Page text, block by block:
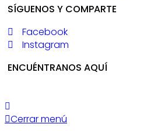
SÍGUENOS Y COMPARTE
Facebook
Instagram
ENCUÉNTRANOS AQUÍ
Cerrar menú